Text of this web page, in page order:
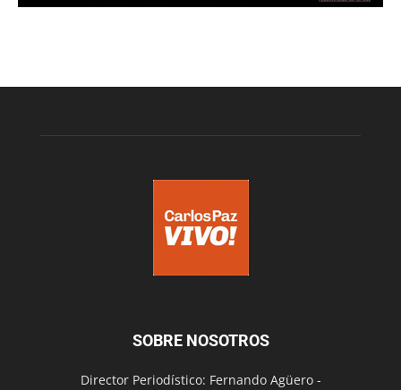
SOBRE NOSOTROS
Director Periodístico: Fernando Agüero -